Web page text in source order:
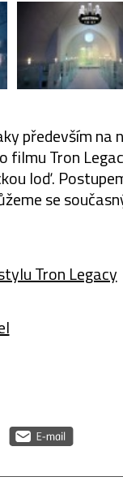
především na
filmu Tron
loď.
se
Tron Legacy